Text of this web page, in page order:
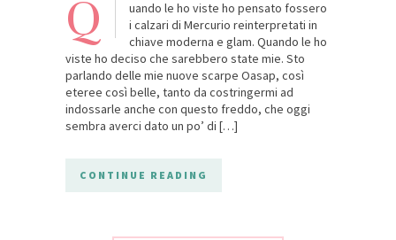
Q
uando le ho viste ho pensato fossero
i calzari di Mercurio reinterpretati in
chiave moderna e glam. Quando le ho
viste ho deciso che sarebbero state mie. Sto
parlando delle mie nuove scarpe Oasap, così
eteree così belle, tanto da costringermi ad
indossarle anche con questo freddo, che oggi
sembra averci dato un po’ di […]
CONTINUE READING